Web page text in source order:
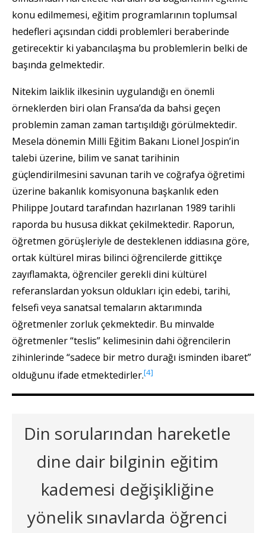
konu edilmemesi, eğitim programlarının toplumsal
hedefleri açısından ciddi problemleri beraberinde
getirecektir ki yabancılaşma bu problemlerin belki de
başında gelmektedir.
Nitekim laiklik ilkesinin uygulandığı en önemli
örneklerden biri olan Fransa’da da bahsi geçen
problemin zaman zaman tartışıldığı görülmektedir.
Mesela dönemin Milli Eğitim Bakanı Lionel Jospin’in
talebi üzerine, bilim ve sanat tarihinin
güçlendirilmesini savunan tarih ve coğrafya öğretimi
üzerine bakanlık komisyonuna başkanlık eden
Philippe Joutard tarafından hazırlanan 1989 tarihli
raporda bu hususa dikkat çekilmektedir. Raporun,
öğretmen görüşleriyle de desteklenen iddiasına göre,
ortak kültürel miras bilinci öğrencilerde gittikçe
zayıflamakta, öğrenciler gerekli dini kültürel
referanslardan yoksun oldukları için edebi, tarihi,
felsefi veya sanatsal temaların aktarımında
öğretmenler zorluk çekmektedir. Bu minvalde
öğretmenler “teslis” kelimesinin dahi öğrencilerin
zihinlerinde “sadece bir metro durağı isminden ibaret”
olduğunu ifade etmektedirler.[4]
Din sorularından hareketle
dine dair bilginin eğitim
kademesi değişikliğine
yönelik sınavlarda öğrenci